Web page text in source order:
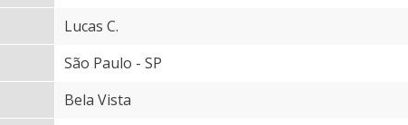
Lucas C.
São Paulo - SP
Bela Vista